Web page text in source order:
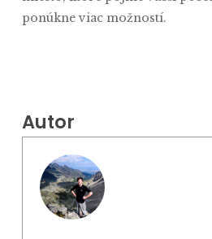
ponúkne viac možností.
Autor